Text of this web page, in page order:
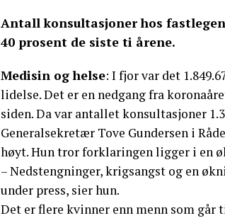
Antall konsultasjoner hos
40 prosent de siste ti årene.
Medisin og helse: I fjor var det
lidelse. Det er en nedgang fra
siden. Da var antallet konsultasjoner
Generalsekretær Tove Gundersen i
høyt. Hun tror forklaringen ligger i en
– Nedstengninger, krigsangst og en
under press, sier hun.
Det er flere kvinner enn menn som går